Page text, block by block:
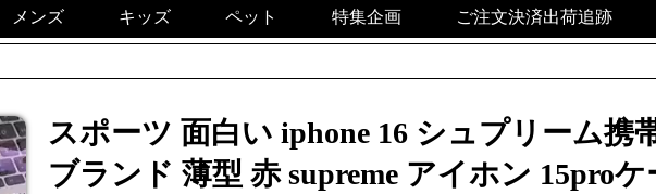
メンズ キッズ ペット 特集企画 ご注文決済出荷追跡
スポーツ 面白い iphone 16 シュプリーム携
ブランド 薄型 赤 supreme アイホン 15pro